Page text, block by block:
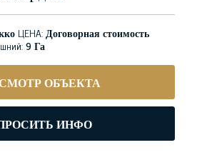
ЦЕНА:Договорная стоимость
9 Га
ОБЪЕКТА
ИНФО